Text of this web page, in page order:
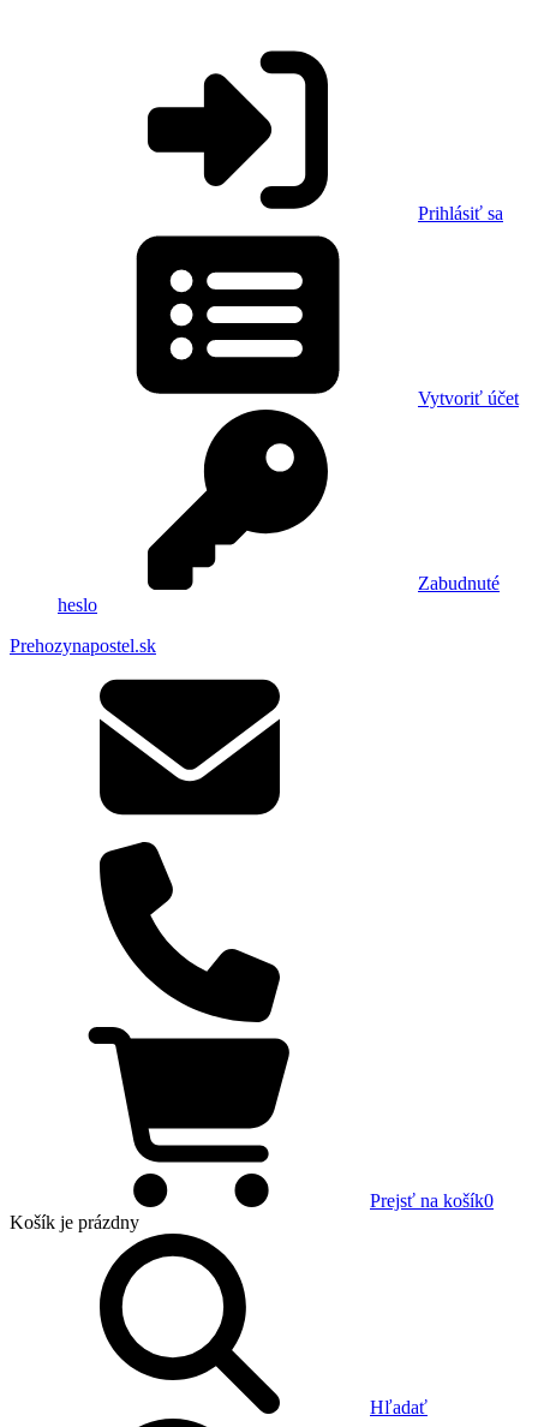
Prihlásiť sa
Vytvoriť účet
Zabudnuté
heslo
Prehozynapostel.sk
Prejsť na košík0
Košík je prázdny
Hľadať